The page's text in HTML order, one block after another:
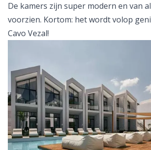
De kamers zijn super modern en van
voorzien. Kortom: het wordt volop
Cavo Vezal!